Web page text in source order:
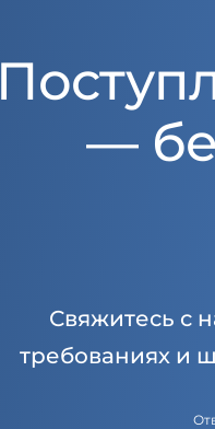
—
Свяжитесь с
требованиях и